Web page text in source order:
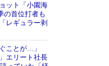
ット「小園海
の首位打者も
レギュラー剥
ぐことが…」
エリート社長